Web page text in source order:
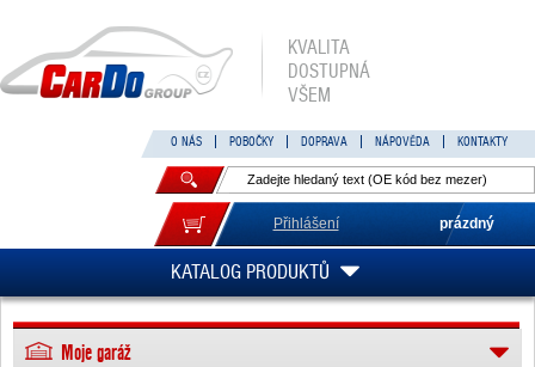
KVALITA
DOSTUPNÁ
VŠEM
O NÁS POBOČKY DOPRAVA NÁPOVĚDA KONTAKTY
Přihlášení prázdný
KATALOG PRODUKTŮ
Moje garáž